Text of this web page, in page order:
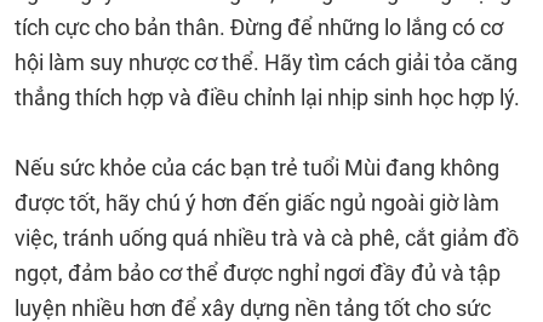
tích cực cho bản thân. Đừng để những lo lắng có cơ
hội làm suy nhược cơ thể. Hãy tìm cách giải tỏa căng
thẳng thích hợp và điều chỉnh lại nhịp sinh học hợp lý.
Nếu sức khỏe của các bạn trẻ tuổi Mùi đang không
được tốt, hãy chú ý hơn đến giấc ngủ ngoài giờ làm
việc, tránh uống quá nhiều trà và cà phê, cắt giảm đồ
ngọt, đảm bảo cơ thể được nghỉ ngơi đầy đủ và tập
luyện nhiều hơn để xây dựng nền tảng tốt cho sức